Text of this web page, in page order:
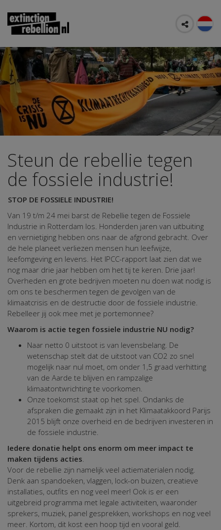
Steun de rebellie tegen
de fossiele industrie!
STOP DE FOSSIELE INDUSTRIE!
Van 19 t/m 24 mei barst de Rebellie tegen de Fossiele
Industrie in Rotterdam los. Honderden jaren van uitbuiting
en vernietiging hebben ons naar de afgrond gebracht. Over
de hele planeet verliezen mensen hun leefwijze,
leefomgeving en levens. Het IPCC-rapport laat zien dat we
nog maar drie jaar hebben om het tij te keren. Drie jaar!
Overheden en grote bedrijven moeten nu doen wat nodig is
om ons te beschermen tegen de gevolgen van de
klimaatcrisis en de destructie door de fossiele industrie.
Rebelleer jij ook mee met je portemonnee?
Waarom is actie tegen fossiele industrie NU nodig?
Naar netto 0 uitstoot is van levensbelang. De
wetenschap stelt dat de uitstoot van CO2 zo snel
mogelijk naar nul moet, om onder 1,5 graad verhitting
van de Aarde te blijven en rampzalige
klimaatontwrichting te voorkomen.
Onze toekomst staat op het spel. Ondanks de
afspraken die gemaakt zijn in het Klimaatakkoord Parijs
2015 blijft onze overheid en de bedrijven investeren in
de fossiele industrie.
Iedere donatie helpt ons enorm om meer impact te
maken tijdens acties.
Voor de rebellie zijn namelijk veel actiematerialen nodig.
Denk aan spandoeken, vlaggen, lock-on buizen, creatieve
installaties, outfits en nog veel meer! Ook is er een
uitgebreid programma met legale activiteiten, waaronder
sprekers, muziek, panel gesprekken, workshops en nog veel
meer. Kortom, dit kost een hoop tijd en vooral geld.